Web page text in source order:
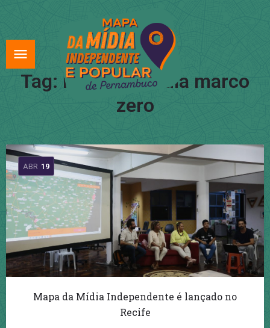
Tag: mapa da mídia marco
zero
ABR 19
Mapa da Mídia Independente é lançado no
Recife